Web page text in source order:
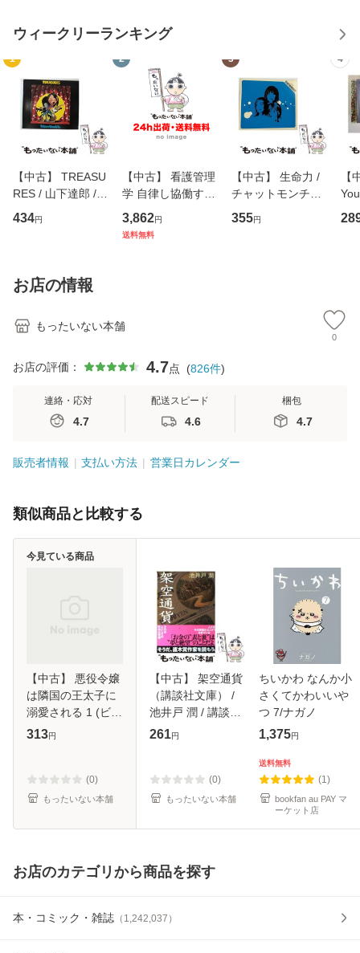
ウィークリーランキング
1
【中古】 TREASU
RES / 山下達郎 /
イーストウエス
ト・ジャパン [CD]
434円
2
【中古】 看護管理
学 自律し協働する
専門職の看護マネ
ジメントスキル 改
3,862円
送料無料
3
【中古】 生命力 /
チャットモンチー /
キューンレコード
[CD]【メール便送
355円
4
【
のが
お店の情報
もったいない本舗
0
お店の評価： 4.7点 (826件)
連絡・応対
4.7
配送スピード
4.6
梱包
4.7
販売者情報 支払い方法 営業日カレンダー
類似商品と比較する
【中古】 悪役令嬢
は隣国の王太子に
溺愛される 1 (ビー
ズログコミックス)
[コミック]【メール
便送料無
313円
(0)
もったいない本舗
今見ている商品
【中古】 架空通貨
（講談社文庫） /
池井戸 潤 / 講談社
[文庫]【メール便送
261円
(0)
もったいない本舗
ちいかわ なんか小
さくてかわいいや
つ 7/ナガノ
1,375円
送料無料
(1)
bookfan au PAY マ
ーケット店
お店のカテゴリから商品を探す
本・コミック・雑誌 （ 1,242,037 ）